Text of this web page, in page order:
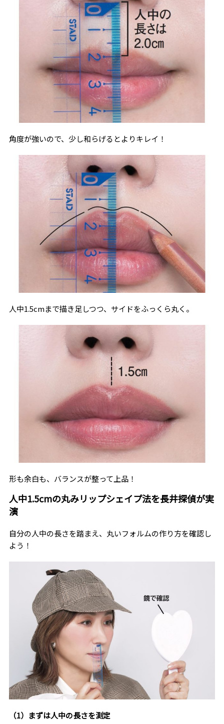
角度が強いので、少し和らげるとよりキレイ！
人中1.5cmまで描き足しつつ、サイドをふっくら丸く。
形も余白も、バランスが整って上品！
人中1.5cmの丸みリップシェイプ法を長井探偵が実
演
自分の人中の長さを踏まえ、丸いフォルムの作り方を確認し
よう！
（1）まずは人中の長さを測定